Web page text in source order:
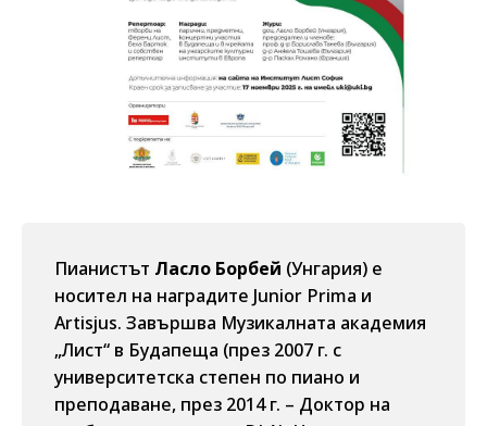
Пианистът Ласло Борбей (Унгария) е
носител на наградите Junior Prima и
Artisjus. Завършва Музикалната академия
„Лист“ в Будапеща (през 2007 г. с
университетска степен по пиано и
преподаване, през 2014 г. – Доктор на